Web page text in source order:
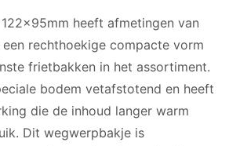
heeft afmetingen van
rechthoekige compacte vorm
frietbakken in het assortiment.
bodem vetafstotend en heeft
die de inhoud langer warm
Dit wegwerpbakje is